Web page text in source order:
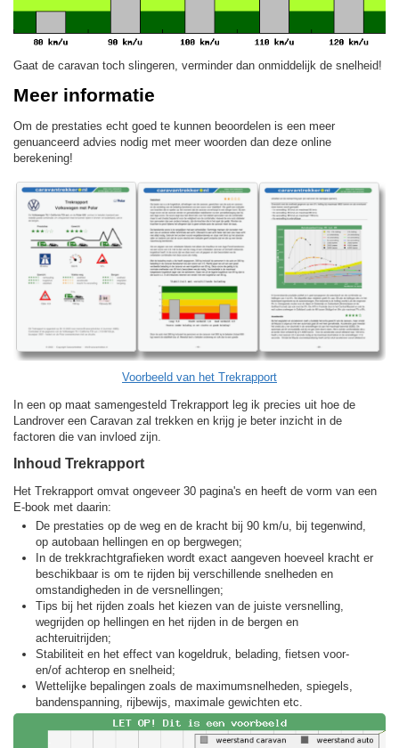
Gaat de caravan toch slingeren, verminder dan onmiddelijk de snelheid!
Meer informatie
Om de prestaties echt goed te kunnen beoordelen is een meer
genuanceerd advies nodig met meer woorden dan deze online
berekening!
Voorbeeld van het Trekrapport
In een op maat samengesteld Trekrapport leg ik precies uit hoe de
Landrover een Caravan zal trekken en krijg je beter inzicht in de
factoren die van invloed zijn.
Inhoud Trekrapport
Het Trekrapport omvat ongeveer 30 pagina's en heeft de vorm van een
E-book met daarin:
De prestaties op de weg en de kracht bij 90 km/u, bij tegenwind,
op autobaan hellingen en op bergwegen;
In de trekkracht­grafieken wordt exact aangeven hoeveel kracht er
beschikbaar is om te rijden bij verschillende snelheden en
omstandigheden in de versnellingen;
Tips bij het rijden zoals het kiezen van de juiste versnelling,
wegrijden op hellingen en het rijden in de bergen en
achteruitrijden;
Stabiliteit en het effect van kogeldruk, belading, fietsen voor-
en/of achterop en snelheid;
Wettelijke bepalingen zoals de maximumsnelheden, spiegels,
bandenspanning, rijbewijs, maximale gewichten etc.